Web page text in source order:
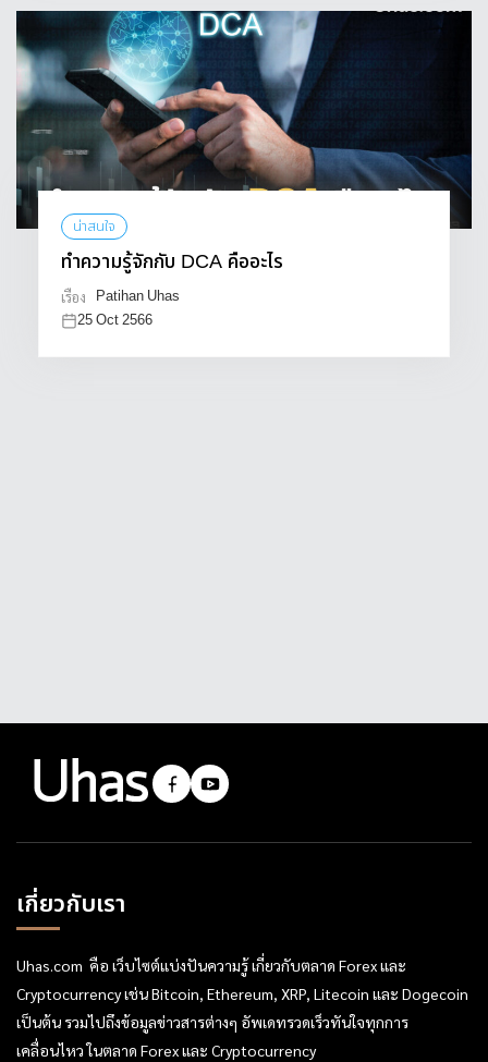
น่าสนใจ
ทำความรู้จักกับ DCA คืออะไร
เรื่อง
Patihan Uhas
25 Oct 2566
เกี่ยวกับเรา
Uhas.com คือ เว็บไซต์แบ่งปันความรู้ เกี่ยวกับตลาด Forex และ
Cryptocurrency เช่น Bitcoin, Ethereum, XRP, Litecoin และ Dogecoin
เป็นต้น รวมไปถึงข้อมูลข่าวสารต่างๆ อัพเดทรวดเร็วทันใจทุกการ
เคลื่อนไหว ในตลาด Forex และ Cryptocurrency